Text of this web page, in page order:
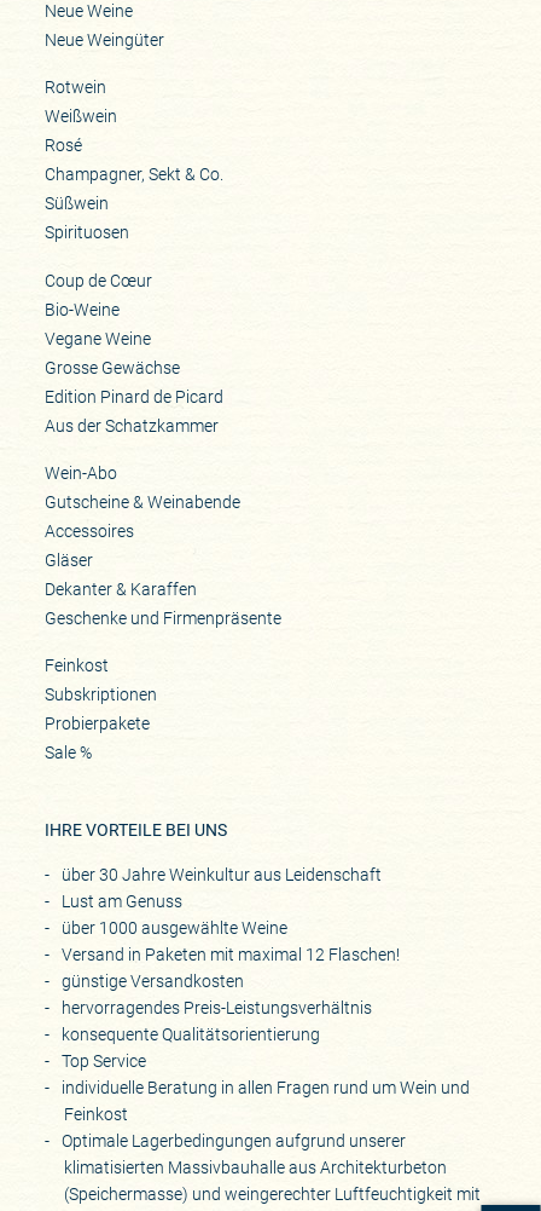
Neue Weine
Neue Weingüter
Rotwein
Weißwein
Rosé
Champagner, Sekt & Co.
Süßwein
Spirituosen
Coup de Cœur
Bio-Weine
Vegane Weine
Grosse Gewächse
Edition Pinard de Picard
Aus der Schatzkammer
Wein-Abo
Gutscheine & Weinabende
Accessoires
Gläser
Dekanter & Karaffen
Geschenke und Firmenpräsente
Feinkost
Subskriptionen
Probierpakete
Sale %
IHRE VORTEILE BEI UNS
über 30 Jahre Weinkultur aus Leidenschaft
Lust am Genuss
über 1000 ausgewählte Weine
Versand in Paketen mit maximal 12 Flaschen!
günstige Versandkosten
hervorragendes Preis-Leistungsverhältnis
konsequente Qualitätsorientierung
Top Service
individuelle Beratung in allen Fragen rund um Wein und
Feinkost
Optimale Lagerbedingungen aufgrund unserer
klimatisierten Massivbauhalle aus Architekturbeton
(Speichermasse) und weingerechter Luftfeuchtigkeit mit